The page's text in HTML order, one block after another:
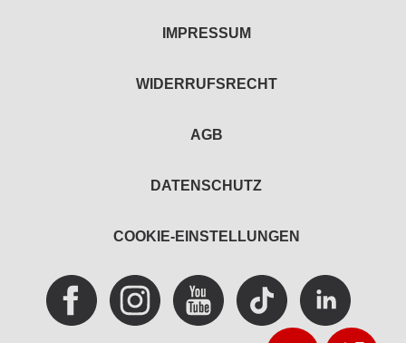
IMPRESSUM
WIDERRUFSRECHT
AGB
DATENSCHUTZ
COOKIE-EINSTELLUNGEN